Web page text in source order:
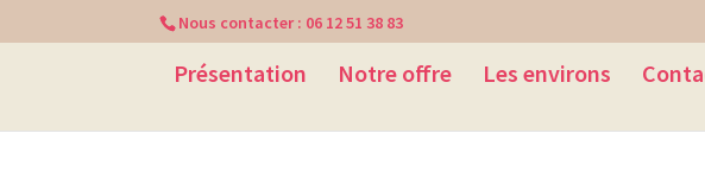
Nous contacter : 06 12 51 38 83
Présentation Notre offre Les environs